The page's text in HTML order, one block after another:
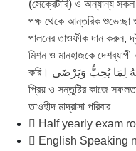
(সেক্রেটারি) ও অন্যান্য সকল
পক্ষ থেকে আন্তরিক শুভেচ্ছা
পালনের তাওফীক দান করুন,
মিশন ও মানহাজকে
করি। وَفَّقَكُمُ اللّٰهُ لِمَا يُحِبُّ وَيَرْضَى (আল্লাহ তায়ালা আপনাদেরকে তাঁর
প্রিয় ও সন্তুষ্টির কাজে
তাওহীদ মাদ্রাসা পরিবার
Half yearly exam
English Speaking